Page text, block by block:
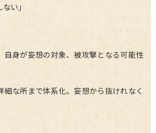
い」
自身が妄想の対象、被攻撃となる可能性
細な所まで体系化。妄想から抜けれなく